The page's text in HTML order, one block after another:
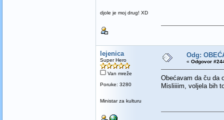
djole je moj drug! XD
lejenica
Super Hero
Van mreže
Poruke: 3280
Ministar za kulturu
Odg:
« Odgovor
Obećavam da ču
Misliiiim, voljela bih